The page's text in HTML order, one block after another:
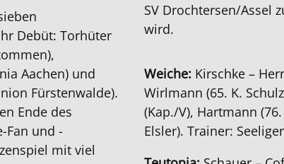
Debüt: Torhüter
Aachen) und
Fürstenwalde).
Ende des
Fan und -
mit viel
SV Drochtersen/Assel
wird.
Weiche: Kirschke –
Wirlmann (65. K.
(Kap./V), Hartmann
Elsler). Trainer: